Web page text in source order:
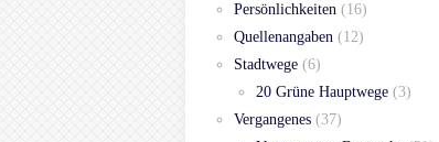
Persönlichkeiten (16)
Quellenangaben (12)
Stadtwege (6)
20 Grüne Hauptwege (3)
Vergangenes (37)